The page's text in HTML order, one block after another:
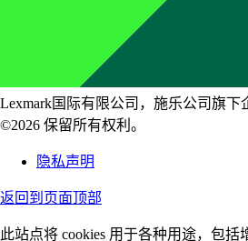
Lexmark国际有限公司，施乐公司旗下
©2026 保留所有权利。
隐私声明
返回到页面顶部
此站点将 cookies 用于各种用途，包